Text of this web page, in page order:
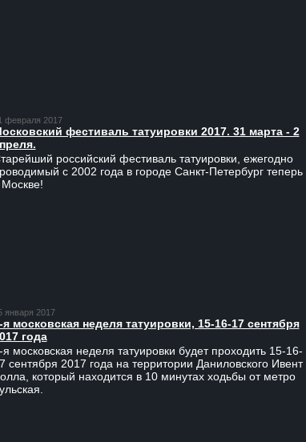
февраля 2017
фестиваль татуировки 2017. 31 марта - 2
российский фестиваль татуировки, ежегодно
с 2002 года в городе Санкт-Петербург теперь
Москве!
января 2017
я московская неделя татуировки, 15-16-17 сентября
года
я московская неделя татуировки будет проходить 15-16-
сентября 2017 года на территории Даниловского Ивент
который находится в 10 минутах ходьбы от метро